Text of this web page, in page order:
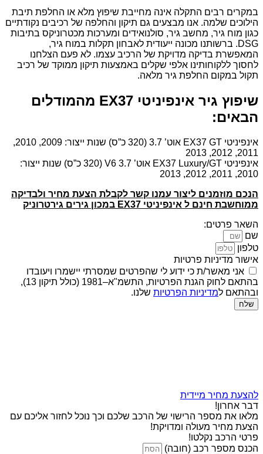
במקרים רבים התקלה אינה מחייבת שיפוץ מלא או החלפת תיבת
הילוכים שלמה. אנו מבצעים גם תיקון והחלפה של רכיבים נקודתיים
כגון מוח גיר, מחשב גיר, סולנואידים ומערכות מכטרוניקס בתיבות
DSG. ברשותנו מכונה ייעודית לאבחון תקלות במוח גיר,
המאפשרת בדיקה מדויקת של הרכיב עצמו. לא פעם הצלחנו
לחסוך ללקוחותינו אלפי שקלים באמצעות תיקון ממוקד של רכיב
תקול במקום החלפת גיר מלאה.
שיפוץ גיר אינפיניטי EX37 מהמודלים
הבאים:
אינפיניטי EX37 GT אוט’ 3.7 (320 כ”ס) שנות ייצור: 2009, 2010,
2011, 2012, 2013
אינפיניטי EX37 Luxury/GT אוט’ 3.7 V6 (320 כ”ס) שנות ייצור:
2010, 2011, 2012, 2013
הנכם מוזמנים ליצור עמנו קשר לקבלת הצעת מחיר ולבדיקה
ממוחשבת חינם ל אינפיניטי EX37 במכון גירים גירטרוניק
השאר פרטים:
שם
טלפון
אישור מדיניות פרטיות
אני מאשר/ת כי ידוע לי שהפרטים שמסרתי יישמרו ויעובדו
בהתאם לחוק הגנת הפרטיות, התשמ"א–1981 (כולל תיקון 13),
ובהתאם למדיניות הפרטיות שלנו.
שלח
להצעת מחיר מיידית
דבר אחרון!
מלאו את מספר הרישוי של הרכב שלכם וכך נוכל לחזור אליכם עם
הצעת מחיר מעולה ומדויקת!
פרטי הרכב נקלטו!
הכנס מספר רכב (חובה)